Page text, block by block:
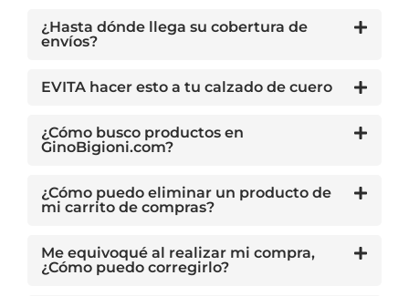
¿Hasta dónde llega su cobertura de
envíos?
EVITA hacer esto a tu calzado de cuero
¿Cómo busco productos en
GinoBigioni.com?
¿Cómo puedo eliminar un producto de
mi carrito de compras?
Me equivoqué al realizar mi compra,
¿Cómo puedo corregirlo?